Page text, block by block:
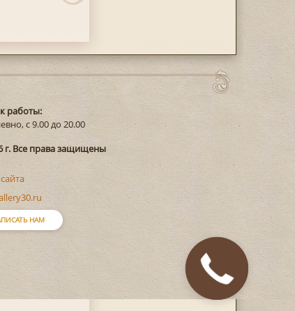
работы:
с 9.00 до 20.00
г. Все права защищены
НАМ
Закажите
звонок